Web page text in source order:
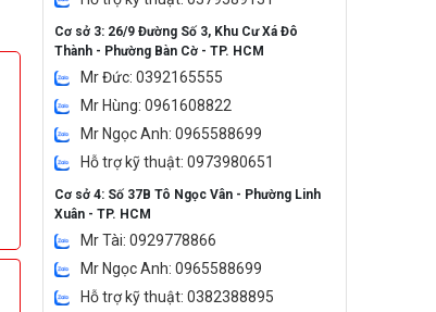
Cơ sở 3: 26/9 Đường Số 3, Khu Cư Xá Đô
Thành - Phường Bàn Cờ - TP. HCM
Mr Đức: 0392165555
Mr Hùng: 0961608822
Mr Ngọc Anh: 0965588699
Hỗ trợ kỹ thuật: 0973980651
Cơ sở 4: Số 37B Tô Ngọc Vân - Phường Linh
Xuân - TP. HCM
Mr Tài: 0929778866
Mr Ngọc Anh: 0965588699
Hỗ trợ kỹ thuật: 0382388895